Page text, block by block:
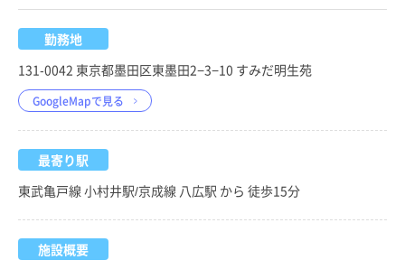
勤務地
131-0042 東京都墨田区東墨田2−3−10 すみだ明生苑
GoogleMapで見る
最寄り駅
東武亀戸線 小村井駅/京成線 八広駅 から 徒歩15分
施設概要